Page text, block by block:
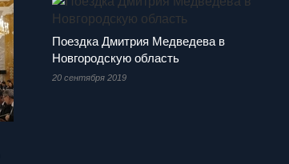
Поездка Дмитрия Медведева в
Новгородскую область
20 сентября 2019